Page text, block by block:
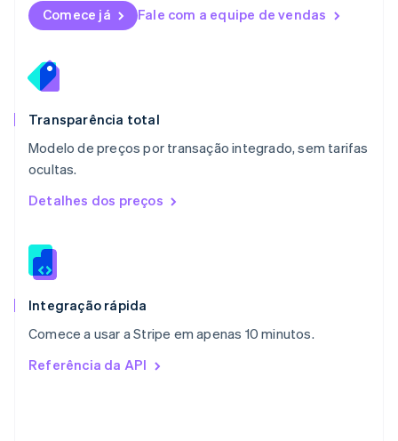
Comece já Fale com a equipe de vendas
Transparência total
Modelo de preços por transação integrado, sem tarifas
ocultas.
Detalhes dos preços
Integração rápida
Comece a usar a Stripe em apenas 10 minutos.
Referência da API
English
México
Noruega
English
English
NederlandsEnglish
Polônia
English
RAE de Hong Kong, China
Reino Unido
English
English
English